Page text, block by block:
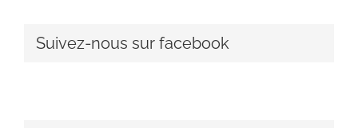
Suivez-nous sur facebook